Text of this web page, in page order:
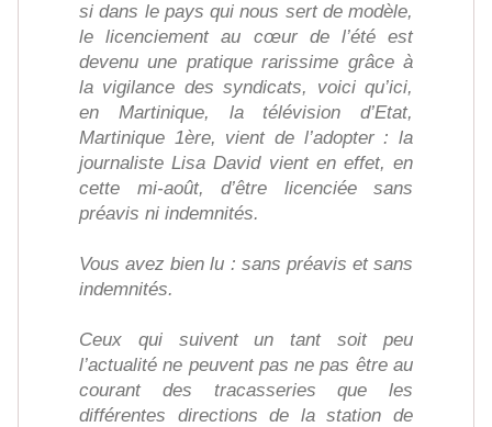
si dans le pays qui nous sert de modèle,
le licenciement au cœur de l’été est
devenu une pratique rarissime grâce à
la vigilance des syndicats, voici qu’ici,
en Martinique, la télévision d’Etat,
Martinique 1ère, vient de l’adopter : la
journaliste Lisa David vient en effet, en
cette mi-août, d’être licenciée sans
préavis ni indemnités.
Vous avez bien lu : sans préavis et sans
indemnités.
Ceux qui suivent un tant soit peu
l’actualité ne peuvent pas ne pas être au
courant des tracasseries que les
différentes directions de la station de